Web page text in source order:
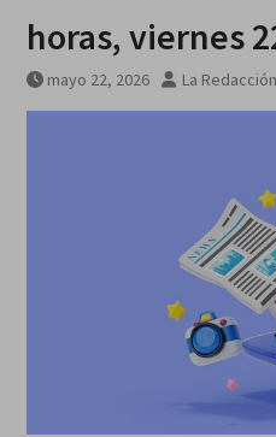
horas, viernes
mayo 22, 2026 La Redacción